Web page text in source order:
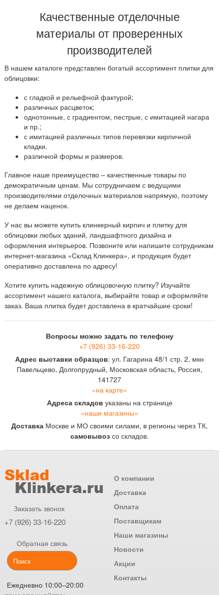
Качественные отделочные
материалы от проверенных
производителей
В нашем каталоге представлен богатый ассортимент плитки для
облицовки:
с гладкой и рельефной фактурой;
различных расцветок;
однотонные, с градиентом, пестрые, с имитацией нагара
и пр.;
с имитацией различных типов перевязки кирпичной
кладки.
различной формы и размеров.
Главное наше преимущество – качественные товары по
демократичным ценам. Мы сотрудничаем с ведущими
производителями отделочных материалов напрямую, поэтому
не делаем наценок.
У нас вы можете купить клинкерный кирпич и плитку для
облицовки любых зданий, ландшафтного дизайна и
оформления интерьеров. Позвоните или напишите сотрудникам
интернет-магазина «Склад Клинкера», и продукция будет
оперативно доставлена по адресу!
Хотите купить надежную облицовочную плитку? Изучайте
ассортимент нашего каталога, выбирайте товар и оформляйте
заказ. Ваша плитка будет доставлена в кратчайшие сроки!
Вопросы можно задать по телефону
+7 (926) 33-16-220
Адрес выставки образцов: ул. Гагарина 48/1 стр. 2, мкн
Павельцево, Долгопрудный, Московская область, Россия,
141727
«на карте»
Адреса складов указаны на странице
«наши магазины»
Доставка Москве и МО своими силами, в регионы через ТК,
самовывоз со складов.
Заказать звонок
+7 (926) 33-16-220
Обратная связь
Ежедневно 10:00–20:00
О компании
Доставка
Оплата
Поставщикам
Наши магазины
Новости
Акции
Контакты